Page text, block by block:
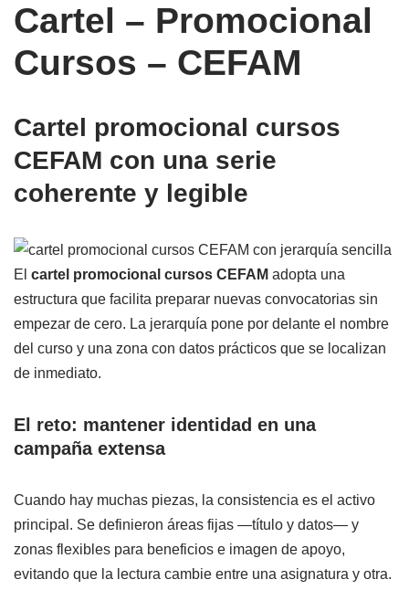
Cartel – Promocional
Cursos – CEFAM
Cartel promocional cursos
CEFAM con una serie
coherente y legible
El cartel promocional cursos CEFAM adopta una
estructura que facilita preparar nuevas convocatorias sin
empezar de cero. La jerarquía pone por delante el nombre
del curso y una zona con datos prácticos que se localizan
de inmediato.
El reto: mantener identidad en una
campaña extensa
Cuando hay muchas piezas, la consistencia es el activo
principal. Se definieron áreas fijas —título y datos— y
zonas flexibles para beneficios e imagen de apoyo,
evitando que la lectura cambie entre una asignatura y otra.